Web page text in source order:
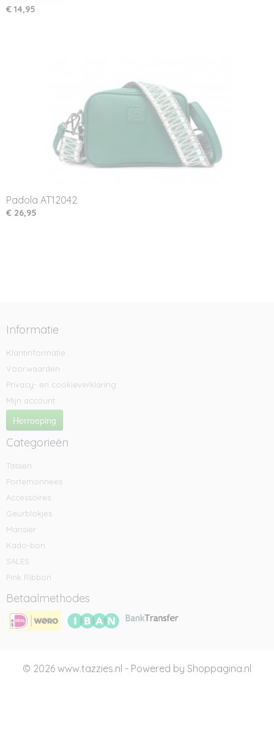
€ 14,95
Padola AT12042
€ 26,95
Informatie
Klantinformatie
Voorwaarden
Privacy- en cookieverklaring
Mijn account
Herroeping
Categorieën
Tassen
Portemonnees
Accessoires
Geurblokjes
Mansier
Kado-bon
SALES
Pink Ribbon
Betaalmethodes
© 2026 www.tazzies.nl - Powered by Shoppagina.nl